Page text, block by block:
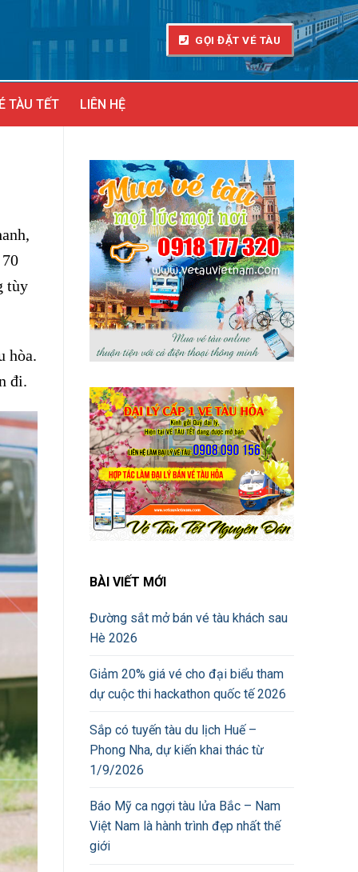
GỌI ĐẶT VÉ TÀU
TÀU TẾT LIÊN HỆ
tùy
hòa.
đi.
BÀI VIẾT MỚI
Đường sắt mở bán vé tàu khách sau
Hè 2026
Giảm 20% giá vé cho đại biểu tham
dự cuộc thi hackathon quốc tế 2026
Sắp có tuyến tàu du lịch Huế –
Phong Nha, dự kiến khai thác từ
1/9/2026
Báo Mỹ ca ngợi tàu lửa Bắc – Nam
Việt Nam là hành trình đẹp nhất thế
giới